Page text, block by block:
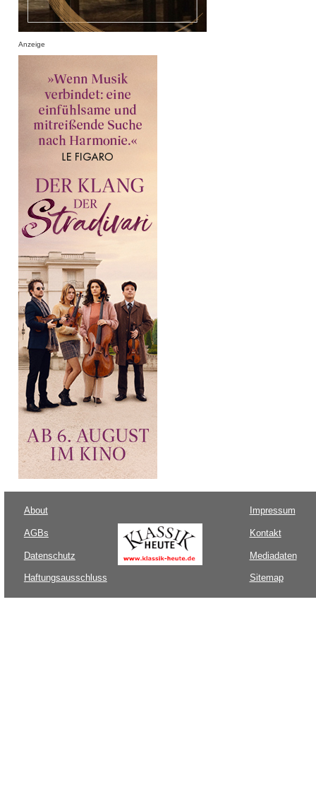
Anzeige
About
AGBs
Datenschutz
Haftungsausschluss
Impressum
Kontakt
Mediadaten
Sitemap